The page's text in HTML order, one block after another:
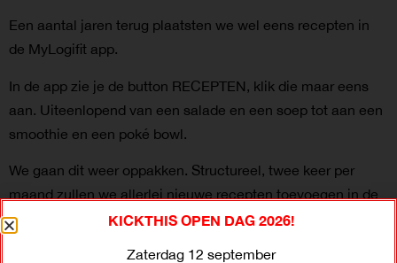
Een aantal jaren terug plaatsten we wel eens recepten in
de MyLogifit app.
In de app zie je de button RECEPTEN, klik die maar eens
aan. Uiteenlopend van een salade en een soep tot aan een
smoothie en een poké bowl.
We gaan dit weer oppakken. Structureel, twee keer per
maand zullen we allerlei nieuwe recepten toevoegen in de
MyLogifit app.
KICKTHIS OPEN DAG 2026!
Zaterdag 12 september